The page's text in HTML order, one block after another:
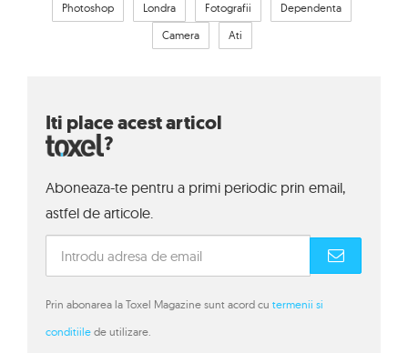
Photoshop Londra Fotografii
Dependenta
Camera
Ati
Iti place acest articol
?
Aboneaza-te pentru a primi periodic prin email,
astfel de articole.
Prin abonarea la Toxel Magazine sunt acord cu termenii si
conditiile de utilizare.